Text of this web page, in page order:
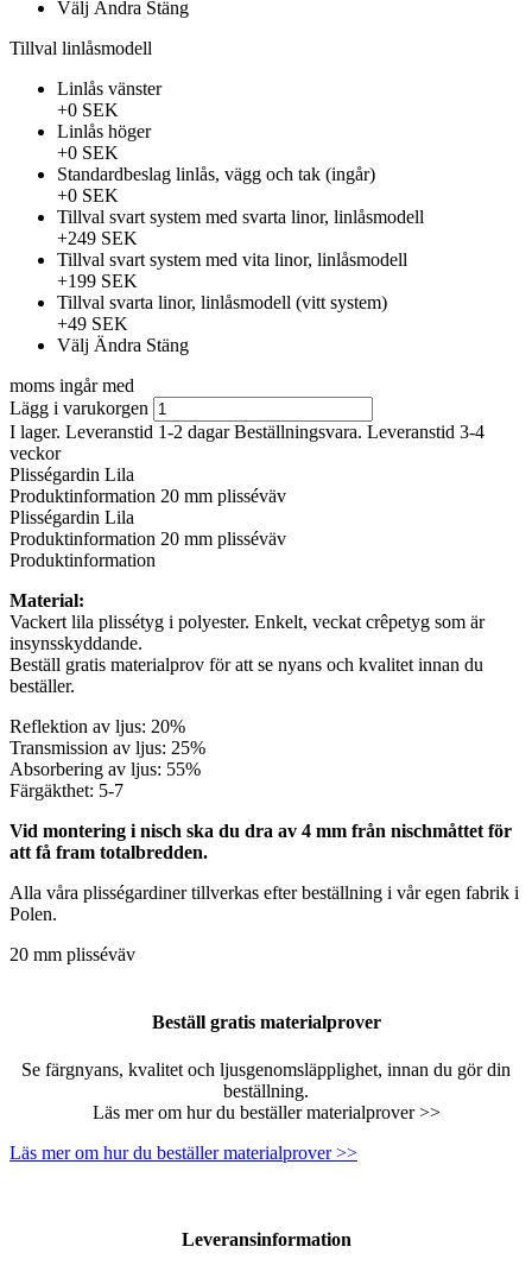
Välj Ändra Stäng
Tillval linlåsmodell
Linlås vänster
+0 SEK
Linlås höger
+0 SEK
Standardbeslag linlås, vägg och tak (ingår)
+0 SEK
Tillval svart system med svarta linor, linlåsmodell
+249 SEK
Tillval svart system med vita linor, linlåsmodell
+199 SEK
Tillval svarta linor, linlåsmodell (vitt system)
+49 SEK
Välj Ändra Stäng
moms ingår med
Lägg i varukorgen
I lager. Leveranstid 1-2 dagar Beställningsvara. Leveranstid 3-4
veckor
Plisségardin Lila
Produktinformation 20 mm plisséväv
Plisségardin Lila
Produktinformation 20 mm plisséväv
Produktinformation
Material:
Vackert lila plissétyg i polyester. Enkelt, veckat crêpetyg som är
insynsskyddande.
Beställ gratis materialprov för att se nyans och kvalitet innan du
beställer.
Reflektion av ljus: 20%
Transmission av ljus: 25%
Absorbering av ljus: 55%
Färgäkthet: 5-7
Vid montering i nisch ska du dra av 4 mm från nischmåttet för
att få fram totalbredden.
Alla våra plisségardiner tillverkas efter beställning i vår egen fabrik i
Polen.
20 mm plisséväv
Beställ gratis materialprover
Se färgnyans, kvalitet och ljusgenomsläpplighet, innan du gör din
beställning.
Läs mer om hur du beställer materialprover >>
Läs mer om hur du beställer materialprover >>
Leveransinformation